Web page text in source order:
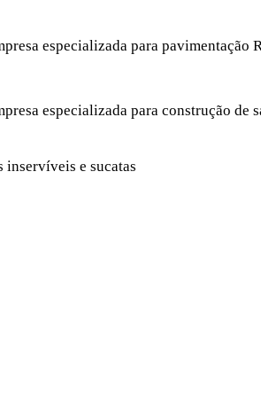
especializada para pavimentação
especializada para construção de
e sucatas